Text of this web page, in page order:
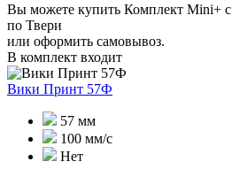
Вы можете купить Комплект Mini+ с
по Твери
или оформить самовывоз.
В комплект входит
Вики Принт 57Ф
57 мм
100 мм/с
Нет